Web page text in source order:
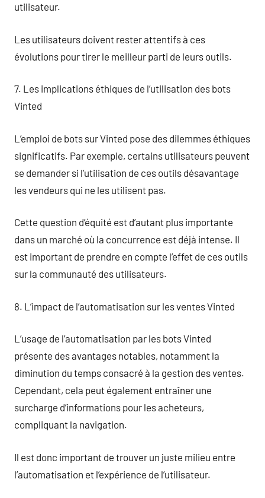
utilisateur.
Les utilisateurs doivent rester attentifs à ces
évolutions pour tirer le meilleur parti de leurs outils.
7. Les implications éthiques de l’utilisation des bots
Vinted
L’emploi de bots sur Vinted pose des dilemmes éthiques
significatifs. Par exemple, certains utilisateurs peuvent
se demander si l’utilisation de ces outils désavantage
les vendeurs qui ne les utilisent pas.
Cette question d’équité est d’autant plus importante
dans un marché où la concurrence est déjà intense. Il
est important de prendre en compte l’effet de ces outils
sur la communauté des utilisateurs.
8. L’impact de l’automatisation sur les ventes Vinted
L’usage de l’automatisation par les bots Vinted
présente des avantages notables, notamment la
diminution du temps consacré à la gestion des ventes.
Cependant, cela peut également entraîner une
surcharge d’informations pour les acheteurs,
compliquant la navigation.
Il est donc important de trouver un juste milieu entre
l’automatisation et l’expérience de l’utilisateur.